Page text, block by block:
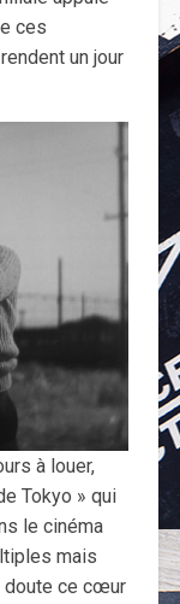
ces
un jour
à louer,
Tokyo » qui
le cinéma
mais
doute ce cœur